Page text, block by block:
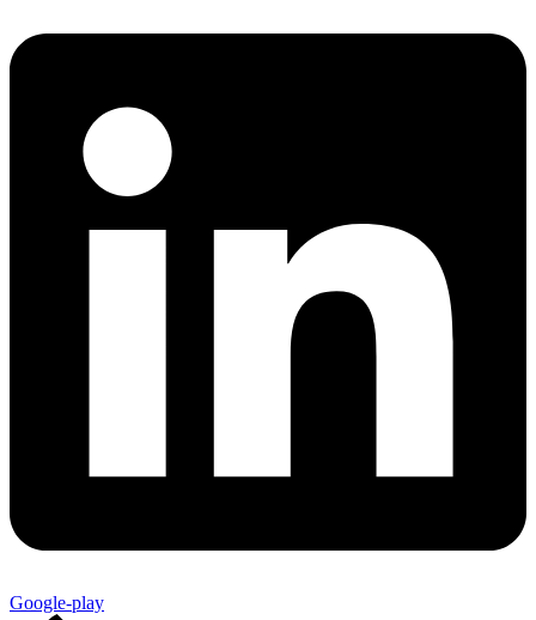
Google-play